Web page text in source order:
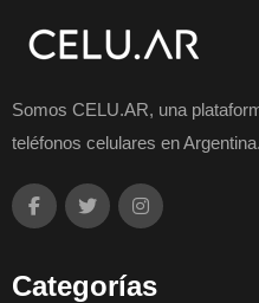
Somos CELU.AR, una
teléfonos celulares en Argentina.
Categorías